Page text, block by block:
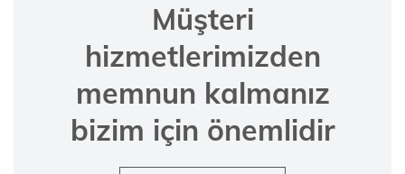
Müşteri
hizmetlerimizden
memnun kalmanız
bizim için önemlidir